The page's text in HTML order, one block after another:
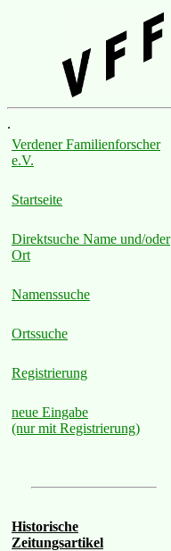
.
Verdener Familienforscher
e.V.
Startseite
Direktsuche Name und/oder
Ort
Namenssuche
Ortssuche
Registrierung
neue Eingabe
(nur mit Registrierung)
Historische
Zeitungsartikel